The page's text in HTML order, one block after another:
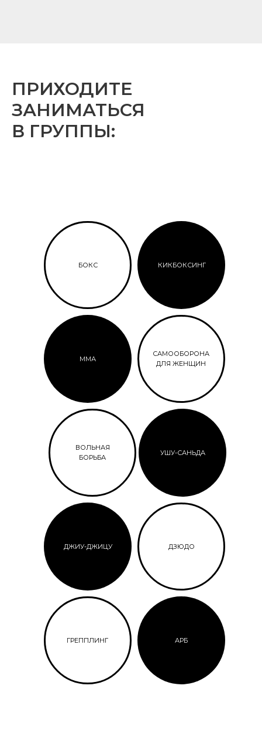
ПРИХОДИТЕ
ЗАНИМАТЬСЯ
В ГРУППЫ:
БОКС КИКБОКСИНГ
ММА
ВОЛЬНАЯ
БОРЬБА
ДЗЮДО
УШУ-САНЬДА
ДЖИУ-ДЖИЦУ
ГРЕППЛИНГ АРБ
САМООБОРОНА
ДЛЯ ЖЕНЩИН